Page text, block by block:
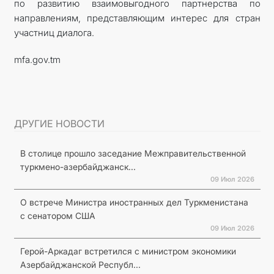
по развитию взаимовыгодного партнерства по
направлениям, представляющим интерес для стран
участниц диалога.
mfa.gov.tm
ДРУГИЕ НОВОСТИ
В столице прошло заседание Межправительственной
туркмено-азербайджанск...
09 Июл 2026
О встрече Министра иностранных дел Туркменистана
с сенатором США
09 Июл 2026
Герой-Аркадаг встретился с министром экономики
Азербайджанской Республ...